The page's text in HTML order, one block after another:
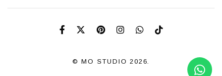
© MO STUDIO 2026.